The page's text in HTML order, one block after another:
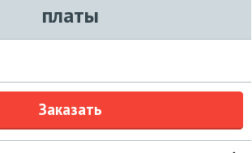
платы
Заказать